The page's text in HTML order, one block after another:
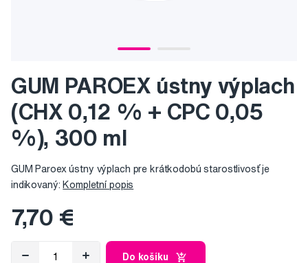
GUM PAROEX ústny výplach
(CHX 0,12 % + CPC 0,05
%), 300 ml
GUM Paroex ústny výplach pre krátkodobú starostlivosť je
indikovaný: Kompletní popis
7,70 €
Do košíku